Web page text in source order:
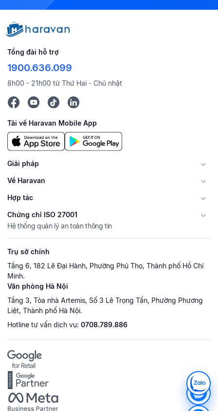
Tổng đài hỗ trợ
1900.636.099
8h00 - 21h00 từ Thứ Hai - Chủ nhật
Tải về Haravan Mobile App
Giải pháp
Về Haravan
Hợp tác
Chứng chỉ ISO 27001
Hệ thống quản lý an toàn thông tin
Trụ sở chính
Tầng 6, 182 Lê Đại Hành, Phường Phú Thọ, Thành phố Hồ Chí
Minh.
Văn phòng Hà Nội
Tầng 3, Tòa nhà Artemis, Số 3 Lê Trọng Tấn, Phường Phương
Liệt, Thành phố Hà Nội.
Hotline tư vấn dịch vụ: 0708.789.886